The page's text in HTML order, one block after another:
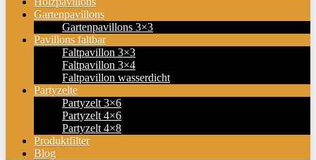
Gartenpavillons
Gartenpavillons 3×3
Pavillons faltbar
Faltpavillon 3×3
Faltpavillon 3×4
Faltpavillon wasserdicht
Partyzelte
Partyzelt 3×6
Partyzelt 4×6
Partyzelt 4×8
Produktfilter
Blog